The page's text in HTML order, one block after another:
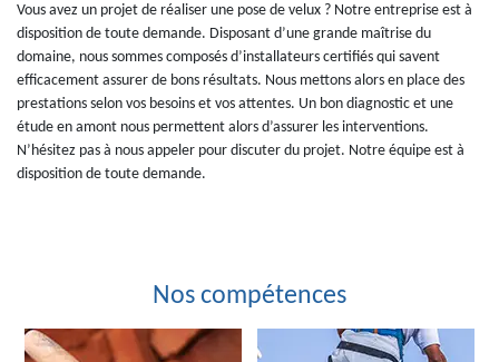
Vous avez un projet de réaliser une pose de velux ? Notre entreprise est à
disposition de toute demande. Disposant d’une grande maîtrise du
domaine, nous sommes composés d’installateurs certifiés qui savent
efficacement assurer de bons résultats. Nous mettons alors en place des
prestations selon vos besoins et vos attentes. Un bon diagnostic et une
étude en amont nous permettent alors d’assurer les interventions.
N’hésitez pas à nous appeler pour discuter du projet. Notre équipe est à
disposition de toute demande.
Nos compétences